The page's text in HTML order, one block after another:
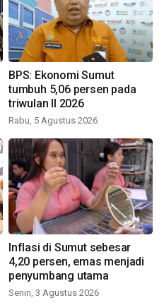
BPS: Ekonomi Sumut
tumbuh 5,06 persen pada
triwulan II 2026
Rabu, 5 Agustus 2026
Inflasi di Sumut sebesar
4,20 persen, emas menjadi
penyumbang utama
Senin, 3 Agustus 2026